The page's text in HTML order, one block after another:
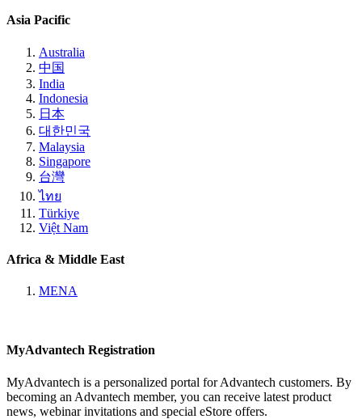
Asia Pacific
Australia
中国
India
Indonesia
日本
대한민국
Malaysia
Singapore
台灣
ไทย
Türkiye
Việt Nam
Africa & Middle East
MENA
MyAdvantech Registration
MyAdvantech is a personalized portal for Advantech customers. By
becoming an Advantech member, you can receive latest product
news, webinar invitations and special eStore offers.